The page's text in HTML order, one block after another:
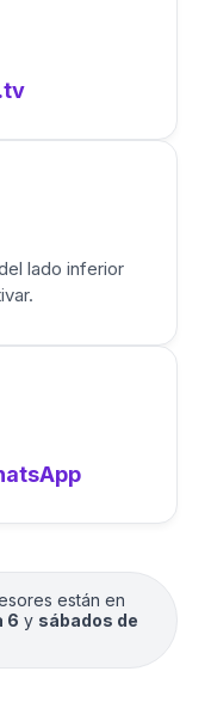
lado inferior
están en
6 y sábados de